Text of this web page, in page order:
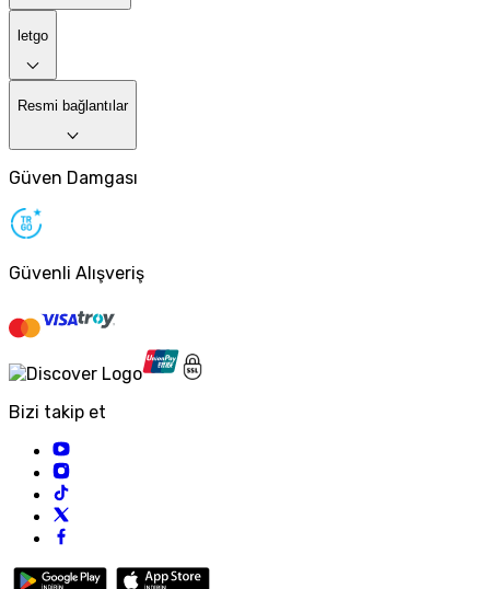
letgo
Resmi bağlantılar
Güven Damgası
Güvenli Alışveriş
Bizi takip et